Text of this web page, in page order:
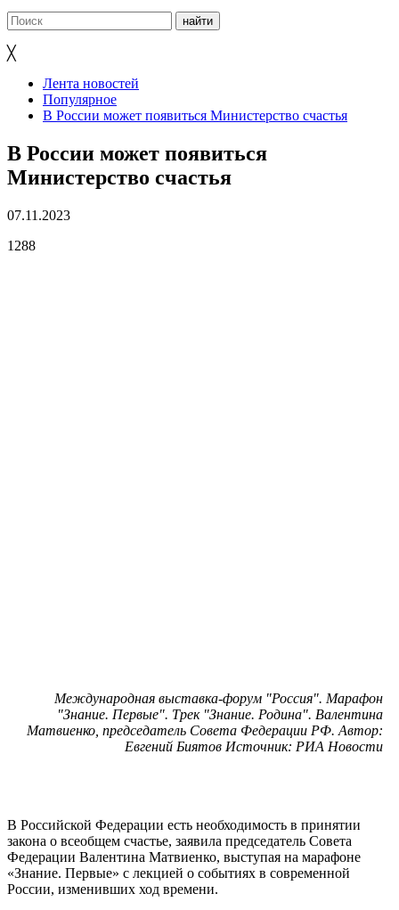
╳
Лента новостей
Популярное
В России может появиться Министерство счастья
В России может появиться
Министерство счастья
07.11.2023
1288
Международная выставка-форум "Россия". Марафон
"Знание. Первые". Трек "Знание. Родина". Валентина
Матвиенко, председатель Совета Федерации РФ. Автор:
Евгений Биятов Источник: РИА Новости
В Российской Федерации есть необходимость в принятии
закона о всеобщем счастье, заявила председатель Совета
Федерации Валентина Матвиенко, выступая на марафоне
«Знание. Первые» с лекцией о событиях в современной
России, изменивших ход времени.